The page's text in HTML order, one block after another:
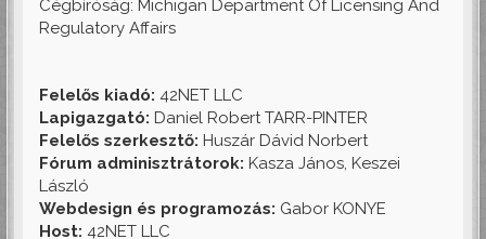
Cégbíróság: Michigan Department Of Licensing And
Regulatory Affairs
Felelős kiadó: 42NET LLC
Lapigazgató: Daniel Robert TARR-PINTER
Felelős szerkesztő: Huszár Dávid Norbert
Fórum adminisztrátorok: Kasza János, Keszei
László
Webdesign és programozás: Gabor KONYE
Host: 42NET LLC